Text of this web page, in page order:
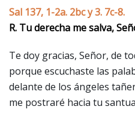
Sal 137, 1-2a. 2bc y 3. 7c-8.
R. Tu derecha me salva,
Te doy gracias, Señor, de
porque escuchaste las
delante de los ángeles
me postraré hacia tu